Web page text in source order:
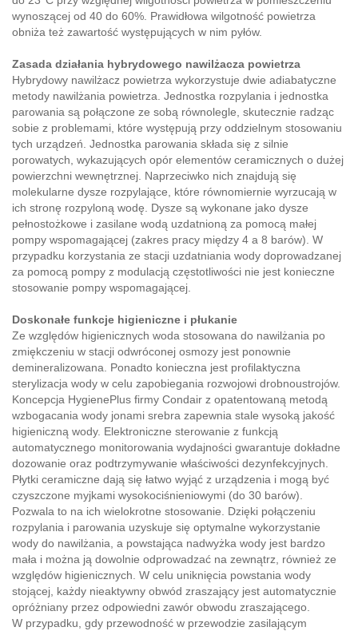
wynoszącej od 40 do 60%. Prawidłowa wilgotność powietrza
obniża też zawartość występujących w nim pyłów.
Zasada działania hybrydowego nawilżacza powietrza
Hybrydowy nawilżacz powietrza wykorzystuje dwie adiabatyczne
metody nawilżania powietrza. Jednostka rozpylania i jednostka
parowania są połączone ze sobą równolegle, skutecznie radząc
sobie z problemami, które występują przy oddzielnym stosowaniu
tych urządzeń. Jednostka parowania składa się z silnie
porowatych, wykazujących opór elementów ceramicznych o dużej
powierzchni wewnętrznej. Naprzeciwko nich znajdują się
molekularne dysze rozpylające, które równomiernie wyrzucają w
ich stronę rozpyloną wodę. Dysze są wykonane jako dysze
pełnostożkowe i zasilane wodą uzdatnioną za pomocą małej
pompy wspomagającej (zakres pracy między 4 a 8 barów). W
przypadku korzystania ze stacji uzdatniania wody doprowadzanej
za pomocą pompy z modulacją częstotliwości nie jest konieczne
stosowanie pompy wspomagającej.
Doskonałe funkcje higieniczne i płukanie
Ze względów higienicznych woda stosowana do nawilżania po
zmiękczeniu w stacji odwróconej osmozy jest ponownie
demineralizowana. Ponadto konieczna jest profilaktyczna
sterylizacja wody w celu zapobiegania rozwojowi drobnoustrojów.
Koncepcja HygienePlus firmy Condair z opatentowaną metodą
wzbogacania wody jonami srebra zapewnia stale wysoką jakość
higieniczną wody. Elektroniczne sterowanie z funkcją
automatycznego monitorowania wydajności gwarantuje dokładne
dozowanie oraz podtrzymywanie właściwości dezynfekcyjnych.
Płytki ceramiczne dają się łatwo wyjąć z urządzenia i mogą być
czyszczone myjkami wysokociśnieniowymi (do 30 barów).
Pozwala to na ich wielokrotne stosowanie. Dzięki połączeniu
rozpylania i parowania uzyskuje się optymalne wykorzystanie
wody do nawilżania, a powstająca nadwyżka wody jest bardzo
mała i można ją dowolnie odprowadzać na zewnątrz, również ze
względów higienicznych. W celu uniknięcia powstania wody
stojącej, każdy nieaktywny obwód zraszający jest automatycznie
opróżniany przez odpowiedni zawór obwodu zraszającego.
W przypadku, gdy przewodność w przewodzie zasilającym